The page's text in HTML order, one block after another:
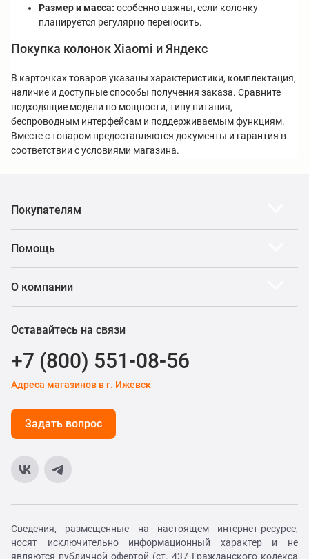
Размер и масса: особенно важны, если колонку
планируется регулярно переносить.
Покупка колонок Xiaomi и Яндекс
В карточках товаров указаны характеристики, комплектация,
наличие и доступные способы получения заказа. Сравните
подходящие модели по мощности, типу питания,
беспроводным интерфейсам и поддерживаемым функциям.
Вместе с товаром предоставляются документы и гарантия в
соответствии с условиями магазина.
Покупателям
Помощь
О компании
Оставайтесь на связи
+7 (800) 551-08-56
Адреса магазинов в г. Ижевск
Задать вопрос
Сведения, размещенные на настоящем интернет-ресурсе,
носят исключительно информационный характер и не
являются публичной офертой (ст. 437 Гражданского кодекса